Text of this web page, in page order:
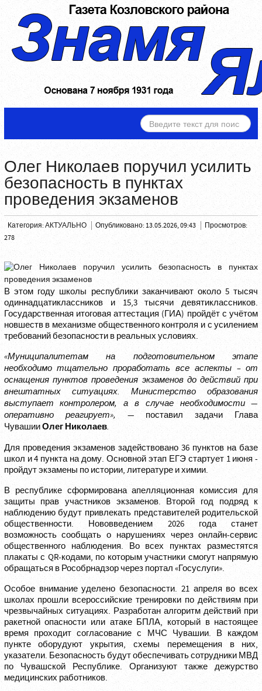
ИСКАТЬ...
Олег Николаев поручил усилить
безопасность в пунктах
проведения экзаменов
Категория:АКТУАЛЬНО Опубликовано: 13.05.2026, 09:43
Просмотров:
278
В этом году школы республики заканчивают около 5 тысяч
одиннадцатиклассников и 15,3 тысячи девятиклассников.
Государственная итоговая аттестация (ГИА) пройдёт с учётом
новшеств в механизме общественного контроля и с усилением
требований безопасности в реальных условиях.
«Муниципалитетам на подготовительном этапе
необходимо тщательно проработать все аспекты – от
оснащения пунктов проведения экзаменов до действий при
внештатных ситуациях.Министерство образования
выступает контролером, а в случае необходимости —
оперативно реагирует», — поставил задачи Глава
ЧувашииОлег Николаев.
Для проведения экзаменов задействовано 36 пунктов на базе
школ и 4 пункта на дому. Основной этап ЕГЭ стартует 1 июня -
пройдут экзамены по истории, литературе и химии.
В республике сформирована апелляционная комиссия для
защиты прав участников экзаменов. Второй год подряд к
наблюдению будут привлекать представителей родительской
общественности. Нововведением 2026 года станет
возможность сообщать о нарушениях через онлайн-сервис
общественного наблюдения. Во всех пунктах разместятся
плакаты с QR-кодами, по которым участники смогут напрямую
обращаться в Рособрнадзор через портал «Госуслуги».
Особое внимание уделено безопасности. 21 апреля во всех
школах прошли всероссийские тренировки по действиям при
чрезвычайных ситуациях. Разработан алгоритм действий при
ракетной опасности или атаке БПЛА, который в настоящее
время проходит согласование с МЧС Чувашии. В каждом
пункте оборудуют укрытия, схемы перемещения в них,
указатели. Безопасность будут обеспечивать сотрудники МВД
по Чувашской Республике. Организуют также дежурство
медицинских работников.